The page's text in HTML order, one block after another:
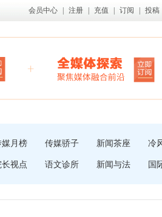
会员中心 注册 充值 订阅 投稿
媒月榜 传媒骄子 新闻茶座 冷
长视点 语文诊所 新闻与法 国